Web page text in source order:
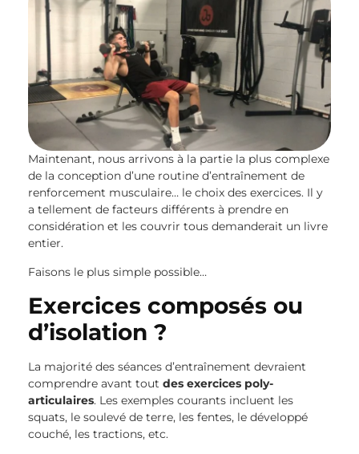
Maintenant, nous arrivons à la partie la plus complexe
de la conception d’une routine d’entraînement de
renforcement musculaire… le choix des exercices. Il y
a tellement de facteurs différents à prendre en
considération et les couvrir tous demanderait un livre
entier.
Faisons le plus simple possible…
Exercices composés ou
d’isolation ?
La majorité des séances d’entraînement devraient
comprendre avant tout des exercices poly-
articulaires. Les exemples courants incluent les
squats, le soulevé de terre, les fentes, le développé
couché, les tractions, etc.